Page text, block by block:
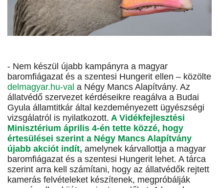
- Nem készül újabb kampányra a magyar
baromfiágazat és a szentesi Hungerit ellen – közölte
delmagyar.hu-val a Négy Mancs Alapítvány. Az
állatvédő szervezet kérdéseikre reagálva a Budai
Gyula államtitkár által kezdeményezett ügyészségi
vizsgálatról is nyilatkozott. A Vidékfejlesztési
Minisztérium április 4-én tette közzé, hogy
értesülései szerint a Négy Mancs Alapítvány
újabb akciót indít, amelynek kárvallottja a magyar
baromfiágazat és a szentesi Hungerit lehet. A tárca
szerint arra kell számítani, hogy az állatvédők rejtett
kamerás felvételeket készítenek, megpróbálják